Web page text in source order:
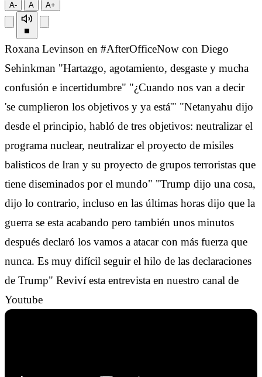
A-
A A+
Roxana Levinson en #AfterOfficeNow con Diego
Sehinkman "Hartazgo, agotamiento, desgaste y mucha
confusión e incertidumbre" "¿Cuando nos van a decir
'se cumplieron los objetivos y ya está'" "Netanyahu dijo
desde el principio, habló de tres objetivos: neutralizar el
programa nuclear, neutralizar el proyecto de misiles
balisticos de Iran y su proyecto de grupos terroristas que
tiene diseminados por el mundo" "Trump dijo una cosa,
dijo lo contrario, incluso en las últimas horas dijo que la
guerra se esta acabando pero también unos minutos
después declaró los vamos a atacar con más fuerza que
nunca. Es muy difícil seguir el hilo de las declaraciones
de Trump" Reviví esta entrevista en nuestro canal de
Youtube